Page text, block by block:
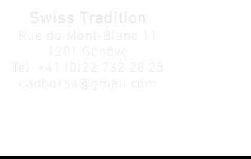
Swiss Tradition
Rue du Mont-Blanc 11
1201 Genève
Tél.
+41 (0)22 732 28 25
cadhorsa@gmail.com